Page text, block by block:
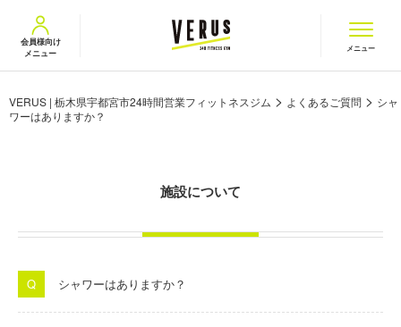
VERUS ヴェルス
会員様向け
メニュー
メニュー
VERUS | 栃木県宇都宮市24時間営業フィットネスジム > よくあるご質問 > シャ
ワーはありますか？
施設について
シャワーはありますか？